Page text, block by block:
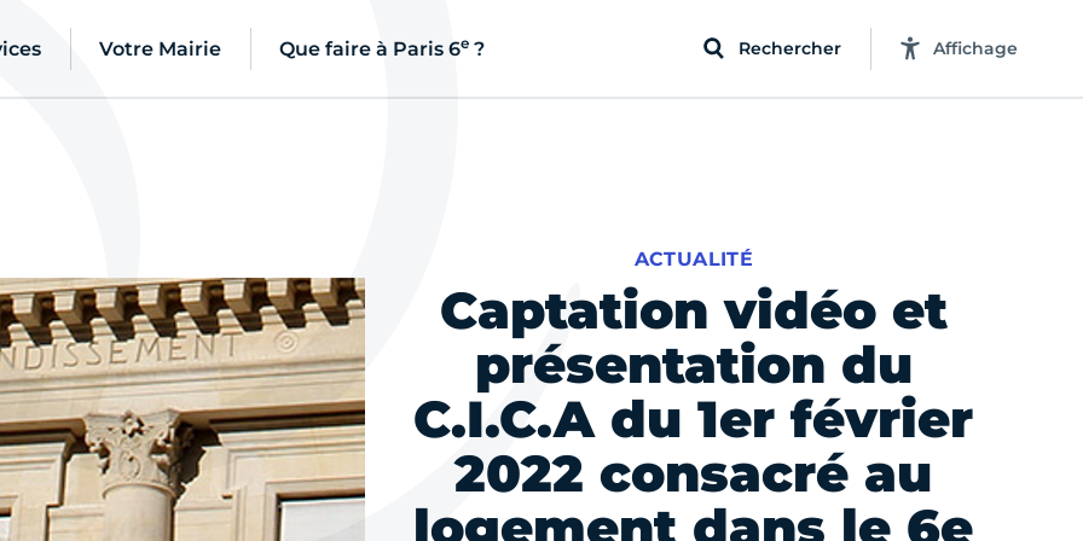
Votre Mairie Que faire à Paris 6e ? Rechercher Affichage
Captation vidéo et
présentation du
C.I.C.A du 1er février
2022 consacré au
logement dans le 6e
ACTUALITÉ